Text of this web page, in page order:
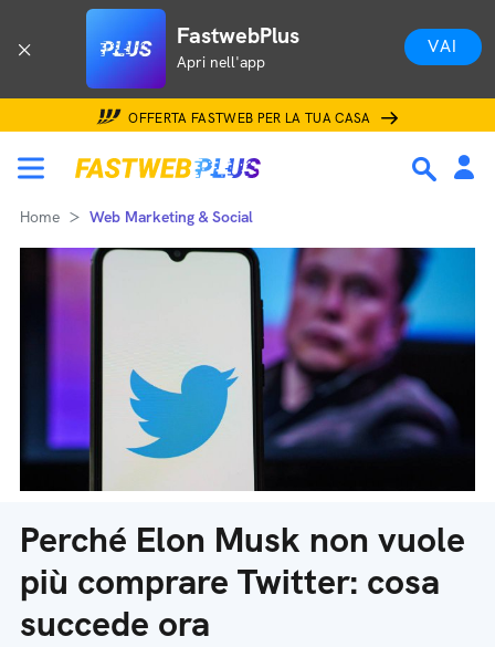
FastwebPlus
Apri nell'app
VAI
OFFERTA FASTWEB PER LA TUA CASA
Home Web Marketing & Social
Perché Elon Musk non vuole
più comprare Twitter: cosa
succede ora